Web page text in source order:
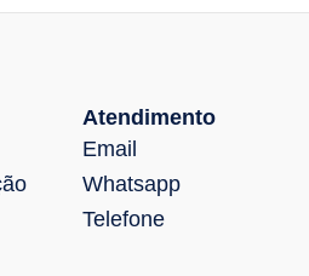
Atendimento
Email
Whatsapp
Telefone